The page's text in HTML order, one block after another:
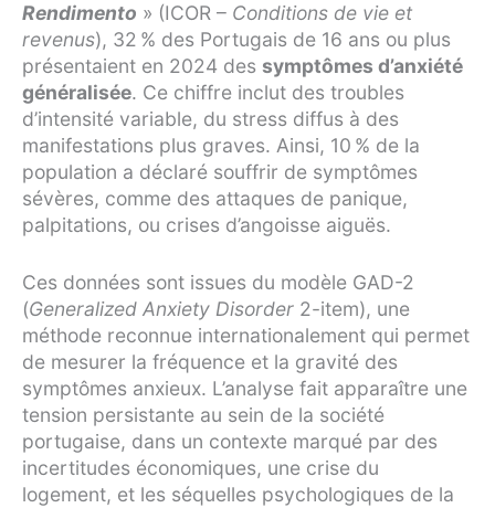
Rendimento » (ICOR – Conditions de vie et
revenus), 32 % des Portugais de 16 ans ou plus
présentaient en 2024 des symptômes d’anxiété
généralisée. Ce chiffre inclut des troubles
d’intensité variable, du stress diffus à des
manifestations plus graves. Ainsi, 10 % de la
population a déclaré souffrir de symptômes
sévères, comme des attaques de panique,
palpitations, ou crises d’angoisse aiguës.
Ces données sont issues du modèle GAD-2
(Generalized Anxiety Disorder 2-item), une
méthode reconnue internationalement qui permet
de mesurer la fréquence et la gravité des
symptômes anxieux. L’analyse fait apparaître une
tension persistante au sein de la société
portugaise, dans un contexte marqué par des
incertitudes économiques, une crise du
logement, et les séquelles psychologiques de la